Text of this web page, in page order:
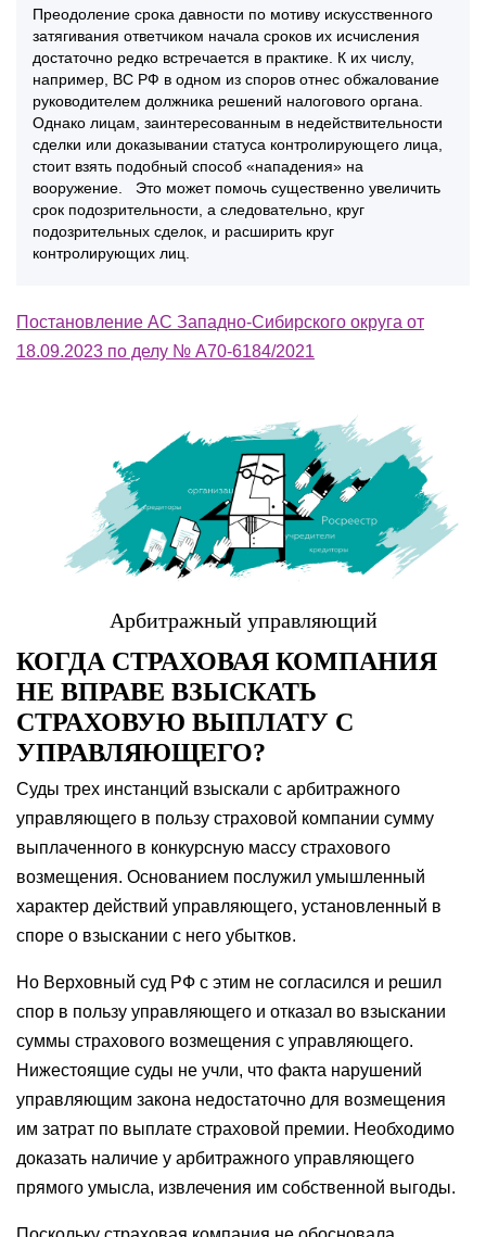
Преодоление срока давности по мотиву искусственного
затягивания ответчиком начала сроков их исчисления
достаточно редко встречается в практике. К их числу,
например, ВС РФ в одном из споров отнес обжалование
руководителем должника решений налогового органа.
Однако лицам, заинтересованным в недействительности
сделки или доказывании статуса контролирующего лица,
стоит взять подобный способ «нападения» на
вооружение. Это может помочь существенно увеличить
срок подозрительности, а следовательно, круг
подозрительных сделок, и расширить круг
контролирующих лиц.
Постановление АС Западно-Сибирского округа от
18.09.2023 по делу № А70-6184/2021
Арбитражный управляющий
КОГДА СТРАХОВАЯ КОМПАНИЯ
НЕ ВПРАВЕ ВЗЫСКАТЬ
СТРАХОВУЮ ВЫПЛАТУ С
УПРАВЛЯЮЩЕГО?
Суды трех инстанций взыскали с арбитражного
управляющего в пользу страховой компании сумму
выплаченного в конкурсную массу страхового
возмещения. Основанием послужил умышленный
характер действий управляющего, установленный в
споре о взыскании с него убытков.
Но Верховный суд РФ с этим не согласился и решил
спор в пользу управляющего и отказал во взыскании
суммы страхового возмещения с управляющего.
Нижестоящие суды не учли, что факта нарушений
управляющим закона недостаточно для возмещения
им затрат по выплате страховой премии. Необходимо
доказать наличие у арбитражного управляющего
прямого умысла, извлечения им собственной выгоды.